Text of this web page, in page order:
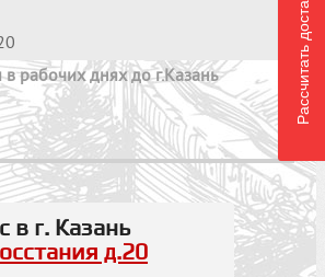
в рабочих днях до г.Казань
в г. Казань
д.20
Рассчитать доставку